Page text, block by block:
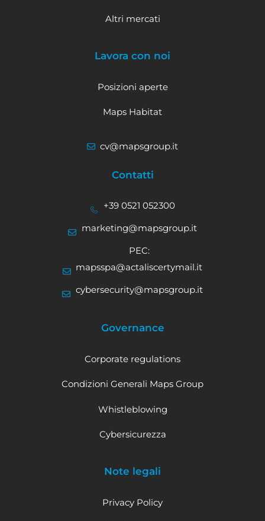
Altri mercati
Lavora con noi
Posizioni aperte
Maps Habitat
cv@mapsgroup.it
Contatti
+39 0521 052300
marketing@mapsgroup.it
PEC:
mapsspa@actaliscertymail.it
cybersecurity@mapsgroup.it
Governance
Corporate regulations
Condizioni Generali Maps Group
Whistleblowing
Cybersicurezza
Note legali
Privacy Policy